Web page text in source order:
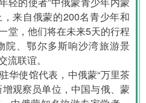
来自俄蒙的200名青少年和
堂，他们将在未来5天的行程
院、鄂尔多斯响沙湾旅游景
联谊。
华使馆代表，中俄蒙“万里茶
观察员单位，中国与俄、蒙